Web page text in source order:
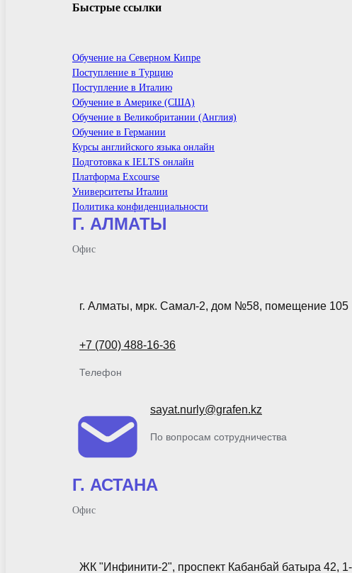
Быстрые ссылки
Обучение на Северном Кипре
Поступление в Турцию
Поступление в Италию
Обучение в Америке (США)
Обучение в Великобритании (Англия)
Обучение в Германии
Курсы английского языка онлайн
Подготовка к IELTS онлайн
Платформа Excourse
Университеты Италии
Политика конфиденциальности
Г. АЛМАТЫ
Офис
г. Алматы, мрк. Самал-2, дом №58, помещение 105
+7 (700) 488-16-36
Телефон
sayat.nurly@grafen.kz
По вопросам сотрудничества
Г. АСТАНА
Офис
ЖК "Инфинити-2", проспект Кабанбай батыра 42,